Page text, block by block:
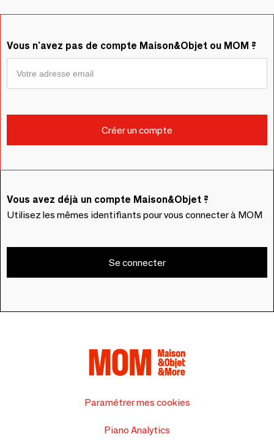
Vous n'avez pas de compte Maison&Objet ou MOM ?
Vous avez déjà un compte Maison&Objet ?
Utilisez les mêmes identifiants pour vous connecter à MOM
Se connecter
Paramétrer mes cookies
Piano Analytics